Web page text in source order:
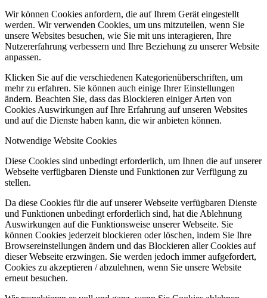
Wir können Cookies anfordern, die auf Ihrem Gerät eingestellt
werden. Wir verwenden Cookies, um uns mitzuteilen, wenn Sie
unsere Websites besuchen, wie Sie mit uns interagieren, Ihre
Nutzererfahrung verbessern und Ihre Beziehung zu unserer Website
anpassen.
Klicken Sie auf die verschiedenen Kategorienüberschriften, um
mehr zu erfahren. Sie können auch einige Ihrer Einstellungen
ändern. Beachten Sie, dass das Blockieren einiger Arten von
Cookies Auswirkungen auf Ihre Erfahrung auf unseren Websites
und auf die Dienste haben kann, die wir anbieten können.
Notwendige Website Cookies
Diese Cookies sind unbedingt erforderlich, um Ihnen die auf unserer
Webseite verfügbaren Dienste und Funktionen zur Verfügung zu
stellen.
Da diese Cookies für die auf unserer Webseite verfügbaren Dienste
und Funktionen unbedingt erforderlich sind, hat die Ablehnung
Auswirkungen auf die Funktionsweise unserer Webseite. Sie
können Cookies jederzeit blockieren oder löschen, indem Sie Ihre
Browsereinstellungen ändern und das Blockieren aller Cookies auf
dieser Webseite erzwingen. Sie werden jedoch immer aufgefordert,
Cookies zu akzeptieren / abzulehnen, wenn Sie unsere Website
erneut besuchen.